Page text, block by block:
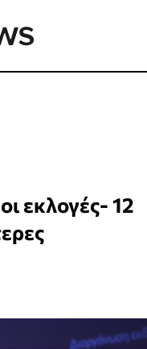
εκλογές- 12